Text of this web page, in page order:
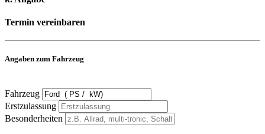
Termin vereinbaren
Angaben zum Fahrzeug
Fahrzeug
Erstzulassung
Besonderheiten